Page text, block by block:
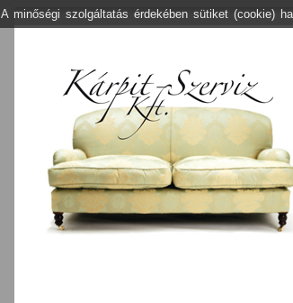
A minőségi szolgáltatás érdekében sütiket (cookie)